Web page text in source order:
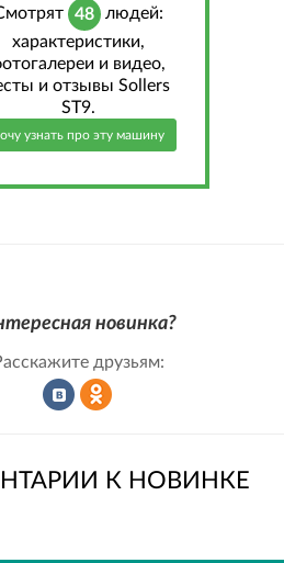
48 людей:
характеристики,
и видео,
и отзывы Sollers
ST9.
узнать про эту машину
новинка?
друзьям:
К НОВИНКЕ